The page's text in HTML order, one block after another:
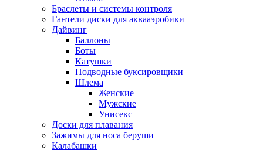
Браслеты и системы контроля
Гантели диски для аквааэробики
Дайвинг
Баллоны
Боты
Катушки
Подводные буксировщики
Шлема
Женские
Мужские
Унисекс
Доски для плавания
Зажимы для носа беруши
Калабашки